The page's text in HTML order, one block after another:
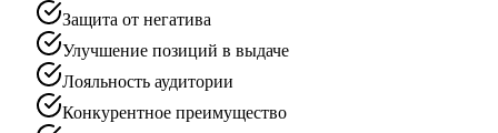
Защита от негатива
Улучшение позиций в выдаче
Лояльность аудитории
Конкурентное преимущество